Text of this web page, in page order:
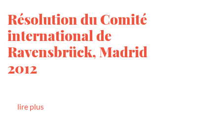
Résolution du Comité
international de
Ravensbrück, Madrid
2012
lire plus